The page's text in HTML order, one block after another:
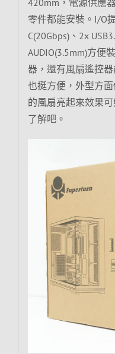
零件都能安裝。I/O
C(20Gbps)、2x
AUDIO(3.5mm)方便
器，還有風扇遙控
也挺方便，外型方
的風扇亮起來效果
了解吧。